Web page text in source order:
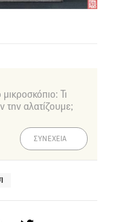
Τι
την αλατίζουμε;
ΣΥΝΕΧΕΙΑ